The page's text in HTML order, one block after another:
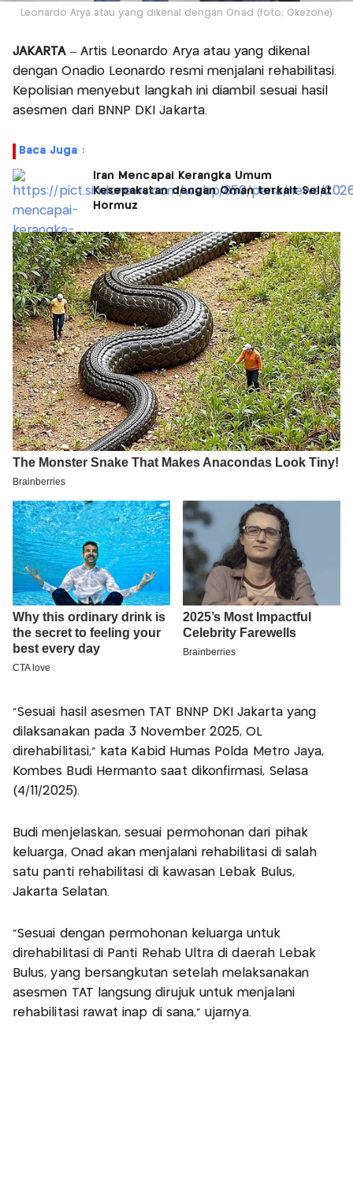
Leonardo Arya atau yang dikenal dengan Onad (foto; Okezone)
JAKARTA– Artis Leonardo Arya atau yang dikenal
dengan Onadio Leonardo resmi menjalani rehabilitasi.
Kepolisian menyebut langkah ini diambil sesuai hasil
asesmen dari BNNP DKI Jakarta.
Baca Juga :
Iran Mencapai Kerangka Umum
Kesepakatan dengan Oman terkait Selat
Hormuz
“Sesuai hasil asesmen TAT BNNP DKI Jakarta yang
dilaksanakan pada 3 November 2025, OL
direhabilitasi,” kata Kabid Humas Polda Metro Jaya,
Kombes Budi Hermanto saat dikonfirmasi, Selasa
(4/11/2025).
Budi menjelaskan, sesuai permohonan dari pihak
keluarga, Onad akan menjalani rehabilitasi di salah
satu panti rehabilitasi di kawasan Lebak Bulus,
Jakarta Selatan.
“Sesuai dengan permohonan keluarga untuk
direhabilitasi di Panti Rehab Ultra di daerah Lebak
Bulus, yang bersangkutan setelah melaksanakan
asesmen TAT langsung dirujuk untuk menjalani
rehabilitasi rawat inap di sana,” ujarnya.